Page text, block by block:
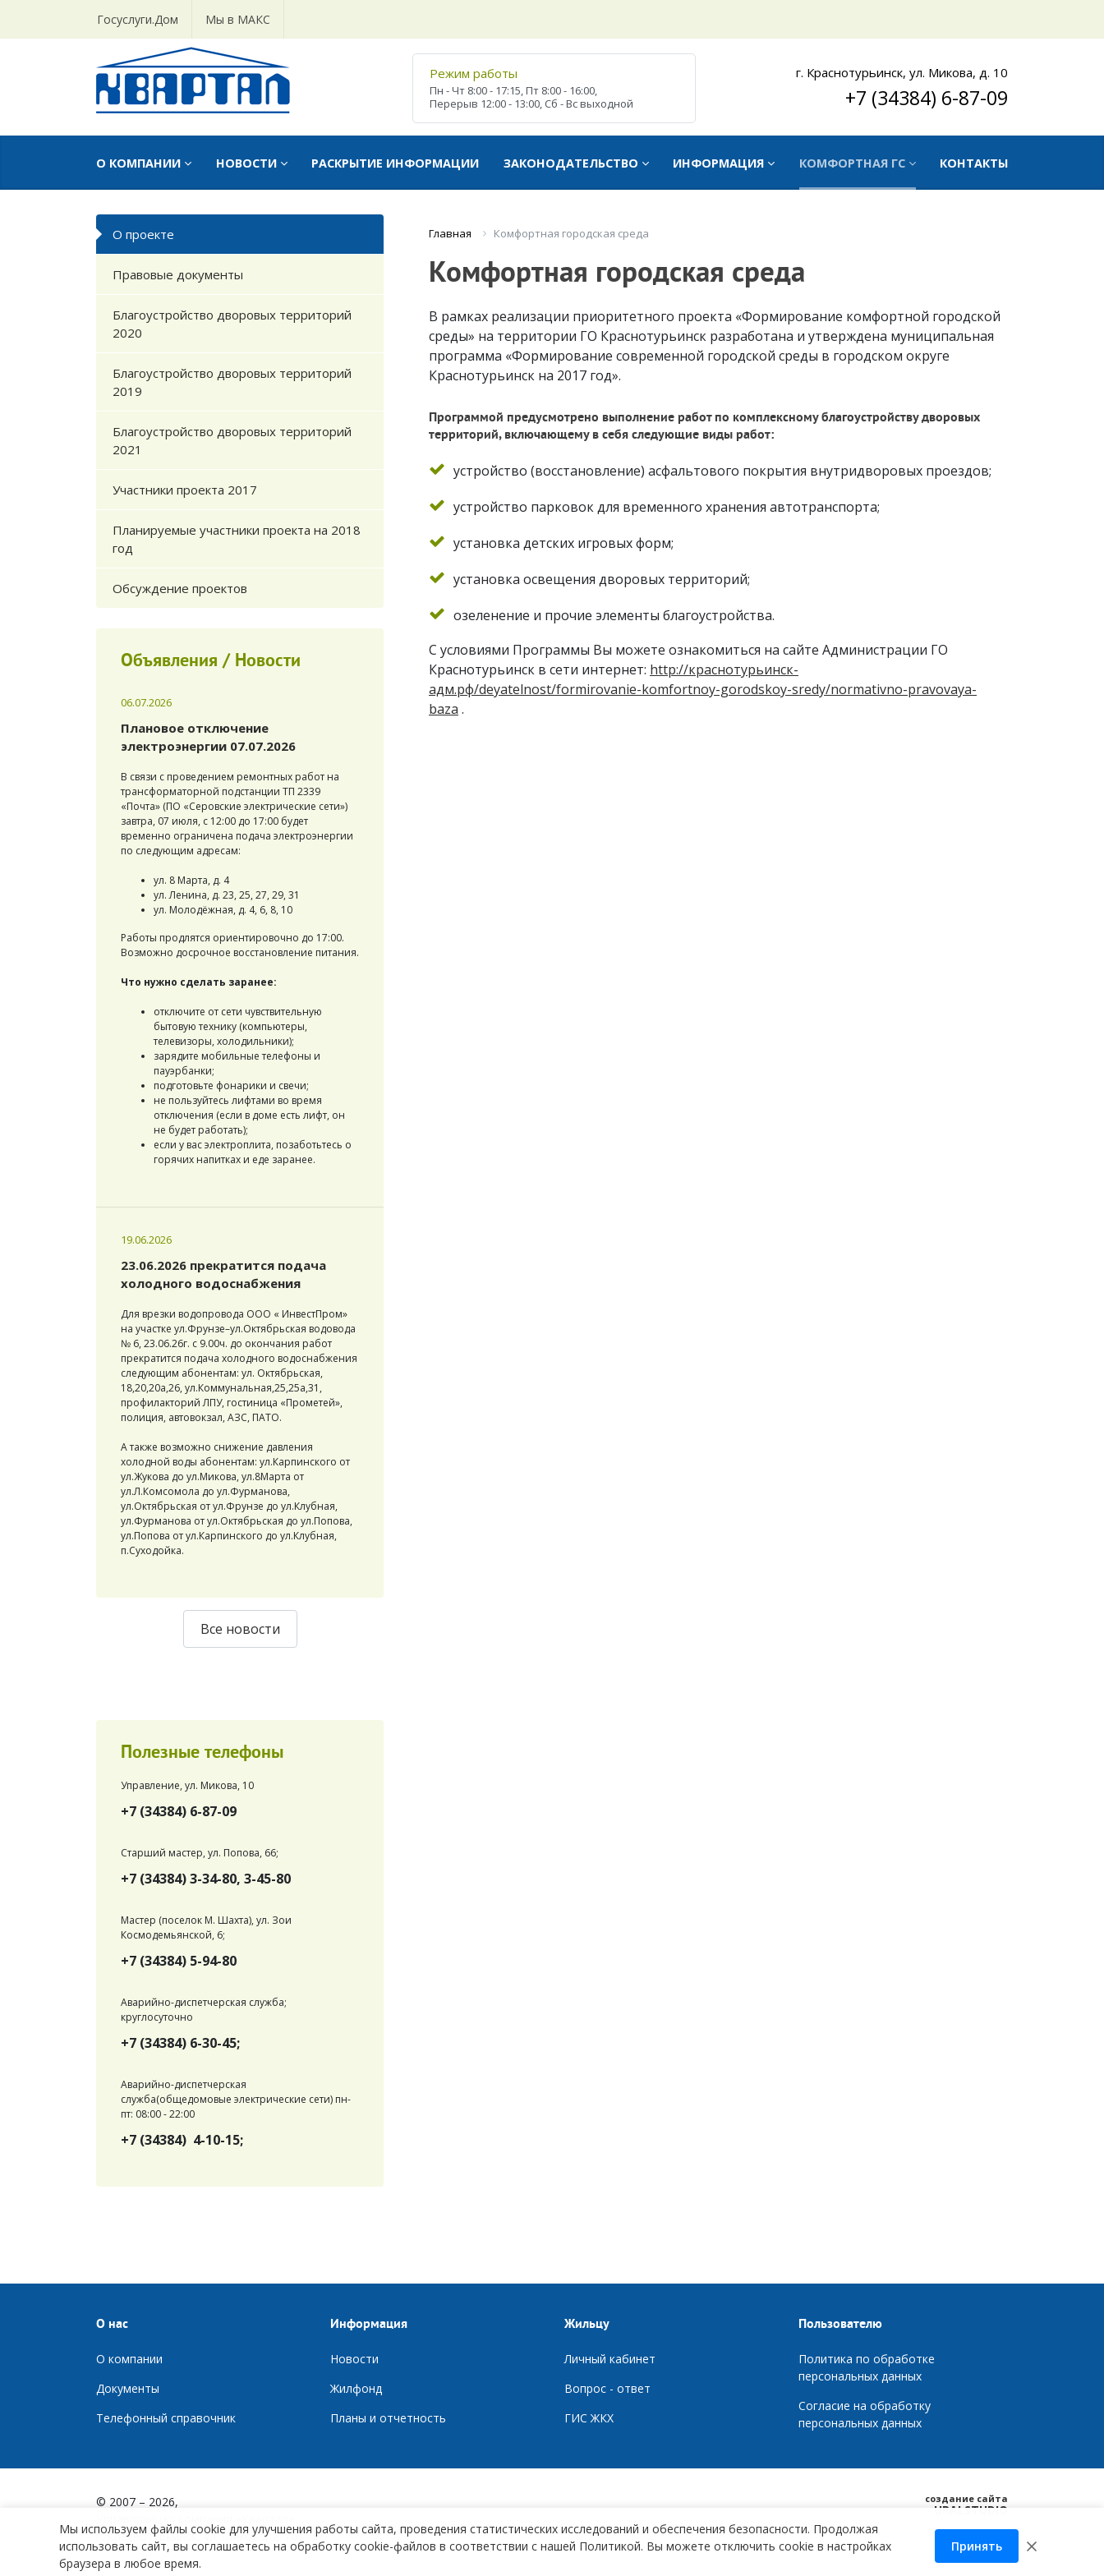
Госуслуги.Дом Мы в МАКС
Режим работы
Пн - Чт 8:00 - 17:15, Пт 8:00 - 16:00,
Перерыв 12:00 - 13:00, Сб - Всвыходной
г. Краснотурьинск, ул. Микова, д. 10
+7 (34384) 6-87-09
О КОМПАНИИ НОВОСТИ РАСКРЫТИЕ ИНФОРМАЦИИ ЗАКОНОДАТЕЛЬСТВО ИНФОРМАЦИЯ КОМФОРТНАЯ ГС КОНТАКТЫ
Главная Комфортная городская среда
Комфортная городская среда
В рамках реализации приоритетного проекта «Формирование комфортной городской
среды» на территории ГО Краснотурьинск разработана и утверждена муниципальная
программа «Формирование современной городской среды в городском округе
Краснотурьинск на 2017 год».
Программой предусмотрено выполнение работ по комплексному благоустройству дворовых
территорий, включающему в себя следующие виды работ:
устройство (восстановление) асфальтового покрытия внутридворовых проездов;
устройство парковок для временного хранения автотранспорта;
установка детских игровых форм;
установка освещения дворовых территорий;
озеленение и прочие элементы благоустройства.
С условиями Программы Вы можете ознакомиться на сайте Администрации ГО
Краснотурьинск в сети интернет: http://краснотурьинск-
адм.рф/deyatelnost/formirovanie-komfortnoy-gorodskoy-sredy/normativno-pravovaya-
baza .
О проекте
Правовые документы
Благоустройство дворовых территорий
2020
Благоустройство дворовых территорий
2019
Благоустройство дворовых территорий
2021
Участники проекта 2017
Планируемые участники проекта на 2018
год
Обсуждение проектов
Объявления / Новости
06.07.2026
Плановое отключение
электроэнергии 07.07.2026
В связи с проведением ремонтных работ на
трансформаторной подстанции ТП 2339
«Почта» (ПО «Серовские электрические сети»)
завтра, 07 июля, с 12:00 до 17:00 будет
временно ограничена подача электроэнергии
по следующим адресам:
ул. 8 Марта, д. 4
ул. Ленина, д. 23, 25, 27, 29, 31
ул. Молодёжная, д. 4, 6, 8, 10
Работы продлятся ориентировочно до 17:00.
Возможно досрочное восстановление питания.
Что нужно сделать заранее:
отключите от сети чувствительную
бытовую технику (компьютеры,
телевизоры, холодильники);
зарядите мобильные телефоны и
пауэрбанки;
подготовьте фонарики и свечи;
не пользуйтесь лифтами во время
отключения (если в доме есть лифт, он
не будет работать);
если у вас электроплита, позаботьтесь о
горячих напитках и еде заранее.
19.06.2026
23.06.2026 прекратится подача
холодного водоснабжения
Для врезки водопровода ООО « ИнвестПром»
на участке ул.Фрунзе–ул.Октябрьская водовода
№ 6, 23.06.26г. с 9.00ч. до окончания работ
прекратится подача холодного водоснабжения
следующим абонентам: ул. Октябрьская,
18,20,20а,26, ул.Коммунальная,25,25а,31,
профилакторий ЛПУ, гостиница «Прометей»,
полиция, автовокзал, АЗС, ПАТО.
А также возможно снижение давления
холодной воды абонентам: ул.Карпинского от
ул.Жукова до ул.Микова, ул.8Марта от
ул.Л.Комсомола до ул.Фурманова,
ул.Октябрьская от ул.Фрунзе до ул.Клубная,
ул.Фурманова от ул.Октябрьская до ул.Попова,
ул.Попова от ул.Карпинского до ул.Клубная,
п.Суходойка.
Все новости
Полезные телефоны
Управление, ул. Микова, 10
+7 (34384) 6-87-09
Старший мастер, ул. Попова, 66;
+7 (34384) 3-34-80, 3-45-80
Мастер (поселок М. Шахта), ул. Зои
Космодемьянской, 6;
+7 (34384) 5-94-80
Аварийно-диспетчерская служба;
круглосуточно
+7 (34384) 6-30-45;
Аварийно-диспетчерская
служба(общедомовые электрические сети) пн-
пт: 08:00 - 22:00
+7 (34384) 4-10-15;
О нас
О компании
Документы
Телефонный справочник
Информация
Новости
Жилфонд
Планы и отчетность
Жильцу
Личный кабинет
Вопрос - ответ
ГИС ЖКХ
Пользователю
Политика по обработке
персональных данных
Согласие на обработку
персональных данных
© 2007 – 2026,
г. Краснотурьинск, ул. Микова, д. 10
создание сайта
URALSTUDIO
Мы используем файлы cookie для улучшения работы сайта, проведения статистических исследований и обеспечения безопасности. Продолжая
использовать сайт, вы соглашаетесь на обработку cookie-файлов в соответствии с нашей Политикой. Вы можете отключить cookie в настройках
браузера в любое время.
Принять